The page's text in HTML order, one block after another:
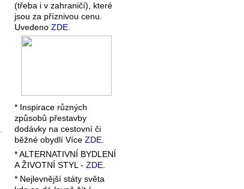
(třeba i v zahraničí), které
jsou za příznivou cenu.
Uvedeno ZDE.
* Inspirace různých
způsobů přestavby
dodávky na cestovní či
běžné obydlí Více ZDE.
* ALTERNATIVNÍ BYDLENÍ
A ŽIVOTNÍ STYL - ZDE.
* Nejlevnější státy světa